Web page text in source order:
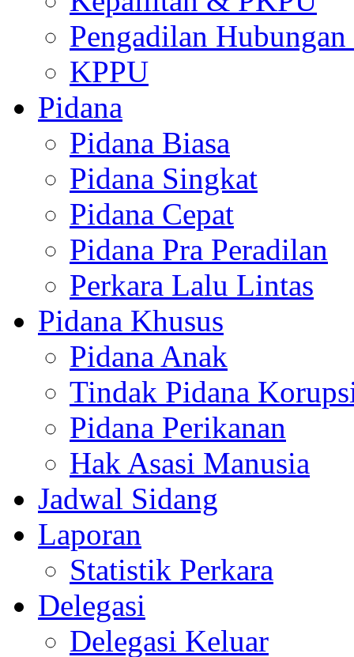
Pengadilan
KPPU
Pidana
Pidana Biasa
Pidana Singkat
Pidana Cepat
Pidana Pra Peradilan
Perkara Lalu Lintas
Pidana Khusus
Pidana Anak
Tindak Pidana
Pidana Perikanan
Hak Asasi Manusia
Jadwal Sidang
Laporan
Statistik Perkara
Delegasi
Delegasi Keluar